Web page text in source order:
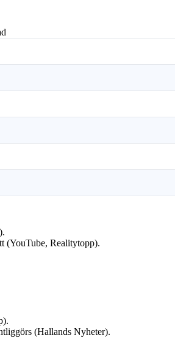
).
(YouTube, Realitytopp).
(Hallands Nyheter).